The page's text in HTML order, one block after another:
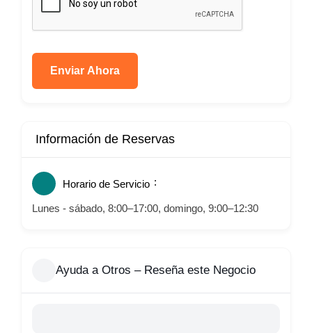
Enviar Ahora
Información de Reservas
Horario de Servicio
Lunes - sábado, 8:00–17:00, domingo, 9:00–12:30
Ayuda a Otros – Reseña este Negocio